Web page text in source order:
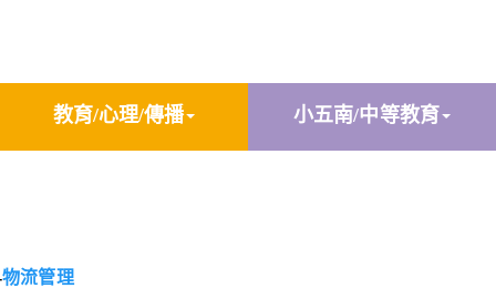
教育/心理/傳播 小五南/中等教育
物流管理